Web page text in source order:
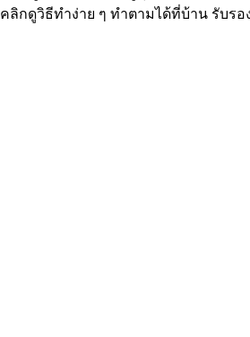
คลิกดูวิธีทำง่าย ๆ ทำตามได้ที่บ้าน รับรอ